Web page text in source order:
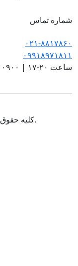
شماره تماس
۰۲۱-۸۸۱۷۸۶۰
۰۹۹۱۸۹۷۱۸۱۱
ساعت ۲۰-۱۷
|
کلیه حقوق این وب‌سایت متعلق به جادوی‌فکر می‌باشد.